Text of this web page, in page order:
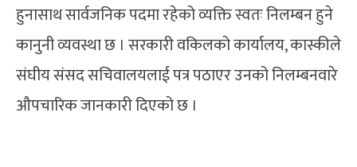
हुनासाथ सार्वजनिक पदमा रहेको व्यक्ति स्वतः निलम्बन हुने
कानुनी व्यवस्था छ । सरकारी वकिलको कार्यालय, कास्कीले
संघीय संसद सचिवालयलाई पत्र पठाएर उनको निलम्बनवारे
औपचारिक जानकारी दिएको छ ।